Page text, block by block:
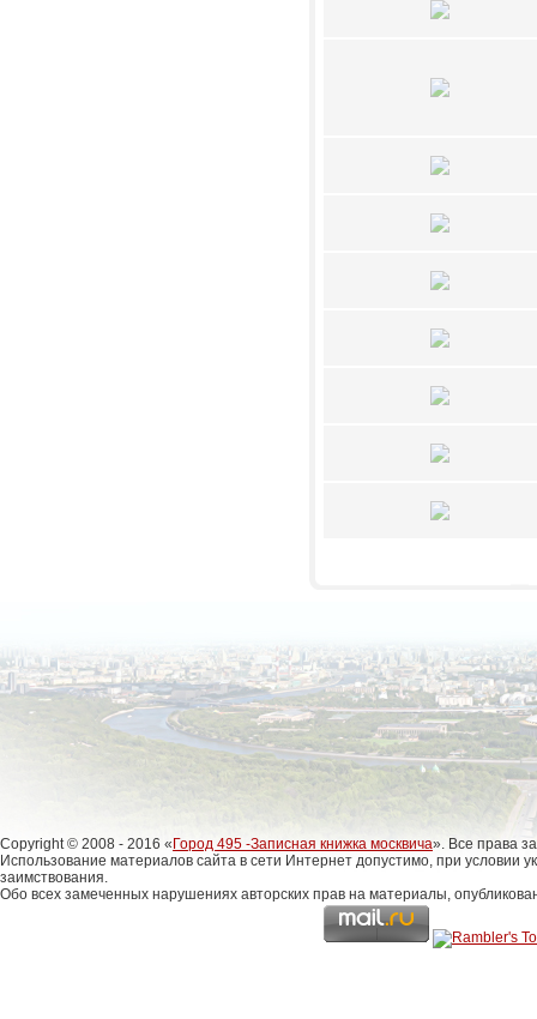
Copyright © 2008 - 2016 «Город 495 -Записная книжка москвича». Все права
Использование материалов сайта в сети Интернет допустимо, при условии
заимствования.
Обо всех замеченных нарушениях авторских прав на материалы,